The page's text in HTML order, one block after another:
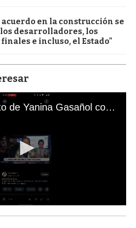
acuerdo en la construcción se
desarrolladores, los
e incluso, el Estado"
El mal momento de Yanina Gasañol con un hincha argentino en "Subrayado"